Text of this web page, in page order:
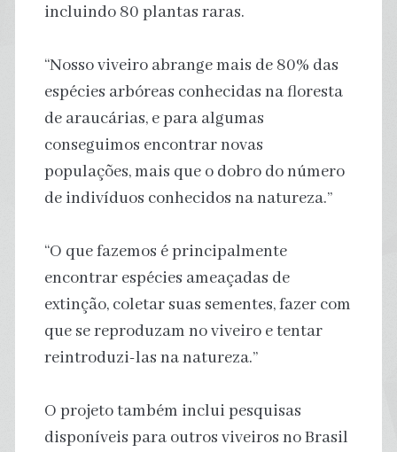
incluindo 80 plantas raras.
“Nosso viveiro abrange mais de 80% das
espécies arbóreas conhecidas na floresta
de araucárias, e para algumas
conseguimos encontrar novas
populações, mais que o dobro do número
de indivíduos conhecidos na natureza.”
“O que fazemos é principalmente
encontrar espécies ameaçadas de
extinção, coletar suas sementes, fazer com
que se reproduzam no viveiro e tentar
reintroduzi-las na natureza.”
O projeto também inclui pesquisas
disponíveis para outros viveiros no Brasil